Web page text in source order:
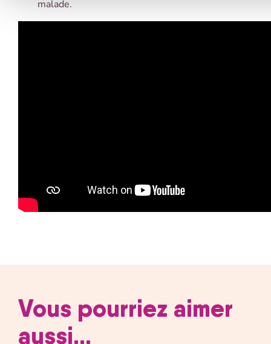
malade.
Vous pourriez aimer
aussi...